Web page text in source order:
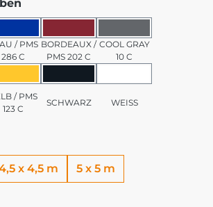
7501 C
BLAU / PMS 286 C
/ PMS
286 C
BORDEAUX / PMS 202 C
BORDEAUX /
PMS 202 C
COOL GRAY 10 C
COOL GRAY
10 C
/ PMS 3435 C
GELB / PMS 123 C
/ PMS
123 C
SCHWARZ
SCHWARZ
WEISS
WEISS
x 4,5 m 5 x 5 m